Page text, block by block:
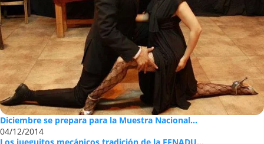
Diciembre se prepara para la Muestra Nacional...
04/12/2014